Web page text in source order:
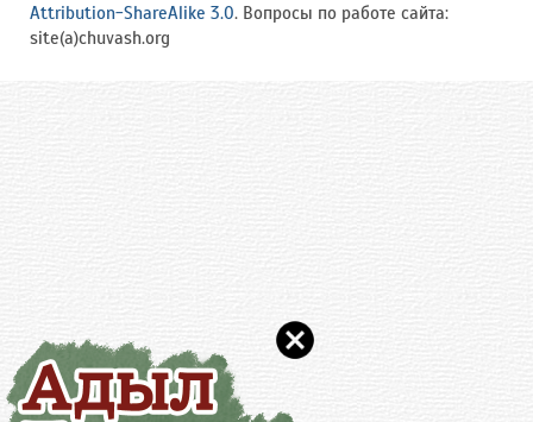
Attribution-ShareAlike 3.0. Вопросы по работе сайта:
site(a)chuvash.org